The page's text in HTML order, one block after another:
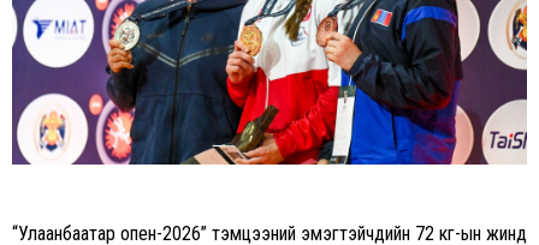
“Улаанбаатар опен-2026” тэмцээний эмэгтэйчүүдийн 72 кг-ын жинд